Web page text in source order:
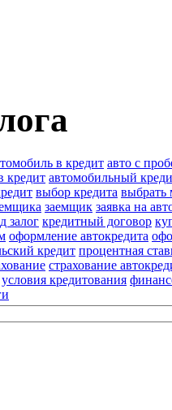
в кредит авто с
кредит автомобильный
выбор кредита
заемщик заявка на
залог кредитный договор
оформление автокредита
кредит процентная
страхование
условия кредитования